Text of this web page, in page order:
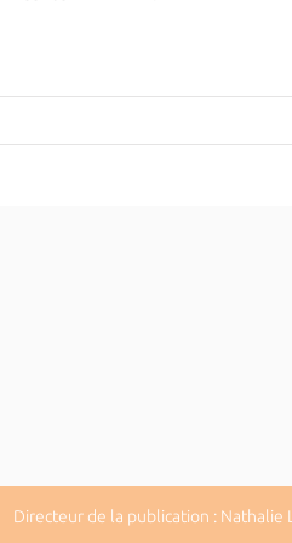
de la publication : Nathalie